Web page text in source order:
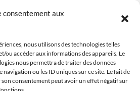
consentement aux
nous utilisons des technologies telles
ou accéder aux informations des appareils. Le
nous permettra de traiter des données
ou les ID uniques sur ce site. Le fait de
consentement peut avoir un effet négatif sur